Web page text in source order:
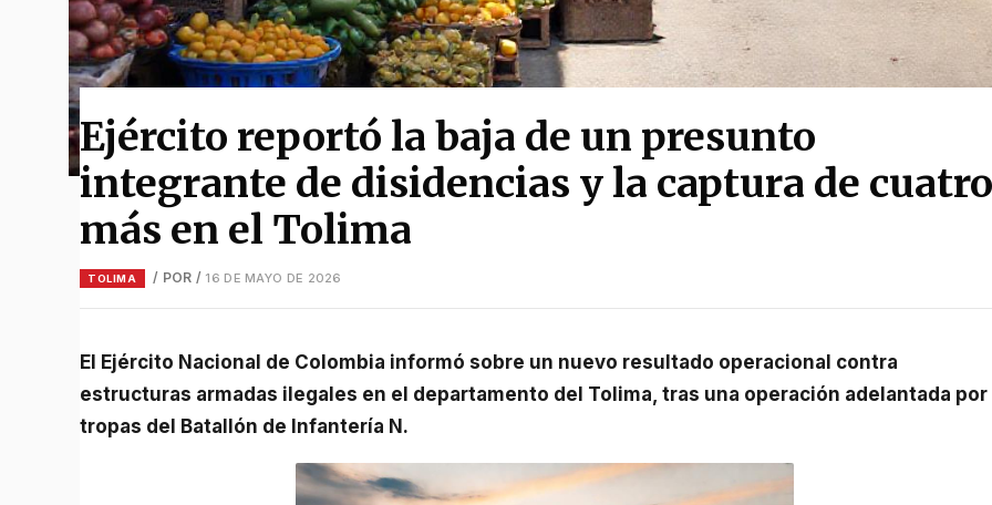
Ejército reportó la baja de un presunto
integrante de disidencias y la captura de cuatro
más en el Tolima
TOLIMA / POR / 16 DE MAYO DE 2026
El Ejército Nacional de Colombia informó sobre un nuevo resultado operacional contra
estructuras armadas ilegales en el departamento del Tolima, tras una operación adelantada por
tropas del Batallón de Infantería N.